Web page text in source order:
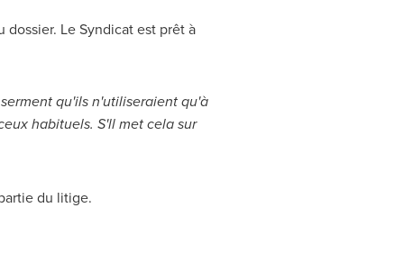
dossier. Le Syndicatest prêt à
qu'ils n'utiliseraient qu'à
habituels. S'll met cela sur
du litige.